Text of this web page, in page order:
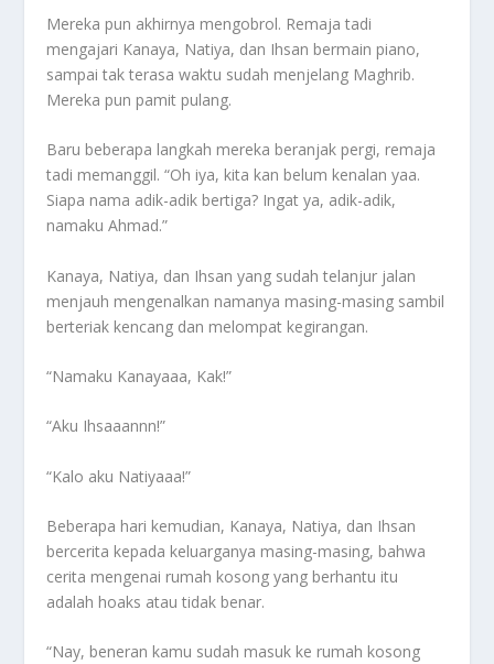
Mereka pun akhirnya mengobrol. Remaja tadi
mengajari Kanaya, Natiya, dan Ihsan bermain piano,
sampai tak terasa waktu sudah menjelang Maghrib.
Mereka pun pamit pulang.
Baru beberapa langkah mereka beranjak pergi, remaja
tadi memanggil. “Oh iya, kita kan belum kenalan yaa.
Siapa nama adik-adik bertiga? Ingat ya, adik-adik,
namaku Ahmad.”
Kanaya, Natiya, dan Ihsan yang sudah telanjur jalan
menjauh mengenalkan namanya masing-masing sambil
berteriak kencang dan melompat kegirangan.
“Namaku Kanayaaa, Kak!”
“Aku Ihsaaannn!”
“Kalo aku Natiyaaa!”
Beberapa hari kemudian, Kanaya, Natiya, dan Ihsan
bercerita kepada keluarganya masing-masing, bahwa
cerita mengenai rumah kosong yang berhantu itu
adalah hoaks atau tidak benar.
“Nay, beneran kamu sudah masuk ke rumah kosong